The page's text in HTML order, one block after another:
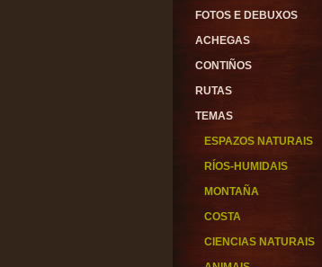
FOTOS E DEBUXOS
ACHEGAS
CONTIÑOS
RUTAS
TEMAS
ESPAZOS NATURAIS
RÍOS-HUMIDAIS
MONTAÑA
COSTA
CIENCIAS NATURAIS